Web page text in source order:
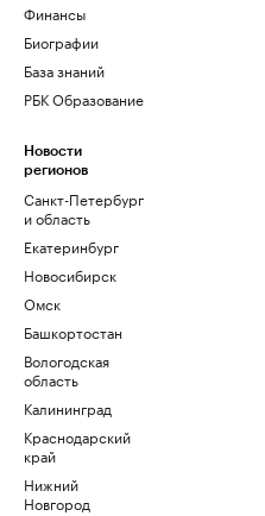
Финансы
Биографии
База знаний
РБК Образование
Новости
регионов
Санкт-Петербург
и область
Екатеринбург
Новосибирск
Омск
Башкортостан
Вологодская
область
Калининград
Краснодарский
край
Нижний
Новгород